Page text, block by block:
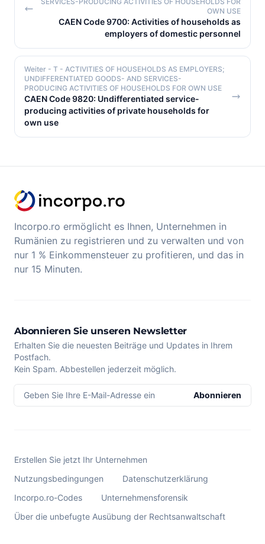
OWN USE
CAEN Code 9700: Activities of households as
employers of domestic personnel
Weiter - T - ACTIVITIES OF HOUSEHOLDS AS EMPLOYERS;
UNDIFFERENTIATED GOODS- AND SERVICES-
PRODUCING ACTIVITIES OF HOUSEHOLDS FOR OWN USE
CAEN Code 9820: Undifferentiated service-
producing activities of private households for
own use
Incorpo.ro ermöglicht es Ihnen, Unternehmen in
Rumänien zu registrieren und zu verwalten und von
nur 1 % Einkommensteuer zu profitieren, und das in
nur 15 Minuten.
Abonnieren Sie unseren Newsletter
Erhalten Sie die neuesten Beiträge und Updates in Ihrem
Postfach.
Kein Spam. Abbestellen jederzeit möglich.
Geben Sie Ihre E-Mail-Adresse ein Abonnieren
Erstellen Sie jetzt Ihr Unternehmen
Nutzungsbedingungen
Datenschutzerklärung
Incorpo.ro-Codes
Unternehmensforensik
Über die unbefugte Ausübung der Rechtsanwaltschaft